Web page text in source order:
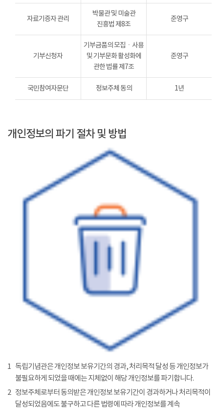
자료기증자 관리
박물관 및 미술관
진흥법 제8조
준영구
기부신청자
기부금품의 모집ㆍ사용
및 기부문화 활성화에
관한 법률 제7조
준영구
국민참여자문단 정보주체 동의 1년
개인정보의 파기 절차 및 방법
1 독립기념관은 개인정보 보유기간의 경과, 처리목적 달성 등 개인정보가
불필요하게 되었을 때에는 지체없이 해당 개인정보를 파기합니다.
2 정보주체로부터 동의받은 개인정보 보유기간이 경과하거나 처리목적이
달성되었음에도 불구하고 다른 법령에 따라 개인정보를 계속